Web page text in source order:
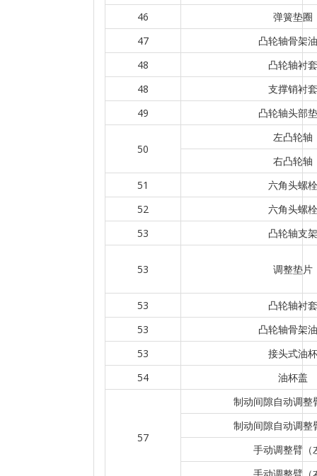
46
弹簧垫圈
47
凸轮轴骨架
48
凸轮轴衬套
48
支撑销衬套
49
凸轮轴头部
50
左凸轮轴
右凸轮轴
51
六角头螺栓
52
六角头螺栓
53
凸轮轴支架
53 调整垫片
53
凸轮轴衬套
53
凸轮轴骨架
53
接头式油杯
54
油杯盖
57
制动间隙自动调整
制动间隙自动调整
手动调整臂（